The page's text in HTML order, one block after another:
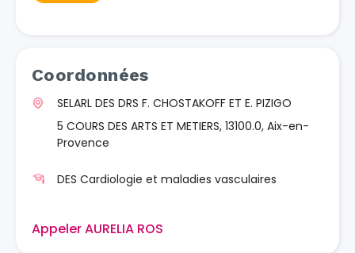
Coordonnées
SELARL DES DRS F. CHOSTAKOFF ET E. PIZIGO
5 COURS DES ARTS ET METIERS, 13100.0, Aix-en-
Provence
DES Cardiologie et maladies vasculaires
Appeler AURELIA ROS